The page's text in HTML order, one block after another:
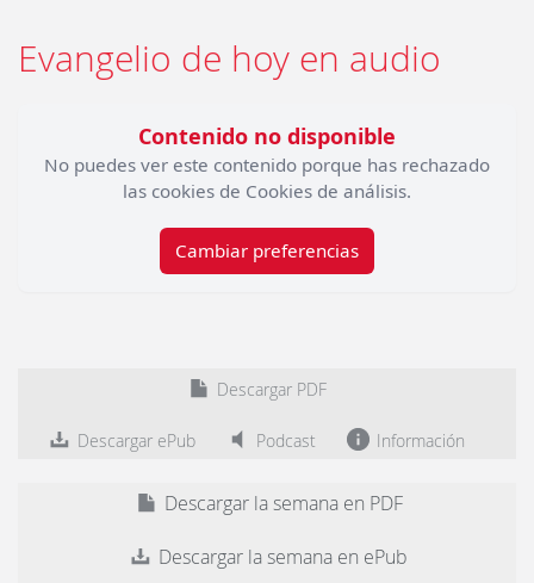
Evangelio de hoy en audio
Contenido no disponible
No puedes ver este contenido porque has rechazado
las cookies de Cookies de análisis.
Cambiar preferencias
Descargar PDF
Descargar ePub Podcast Información
Descargar la semana en PDF
Descargar la semana en ePub